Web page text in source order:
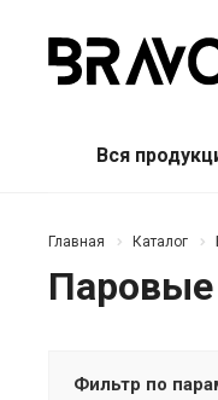
Вся
Мягкая
Банкетки и пуфы
Лучшее
Кварцевый
Главная Каталог
Фильтр по